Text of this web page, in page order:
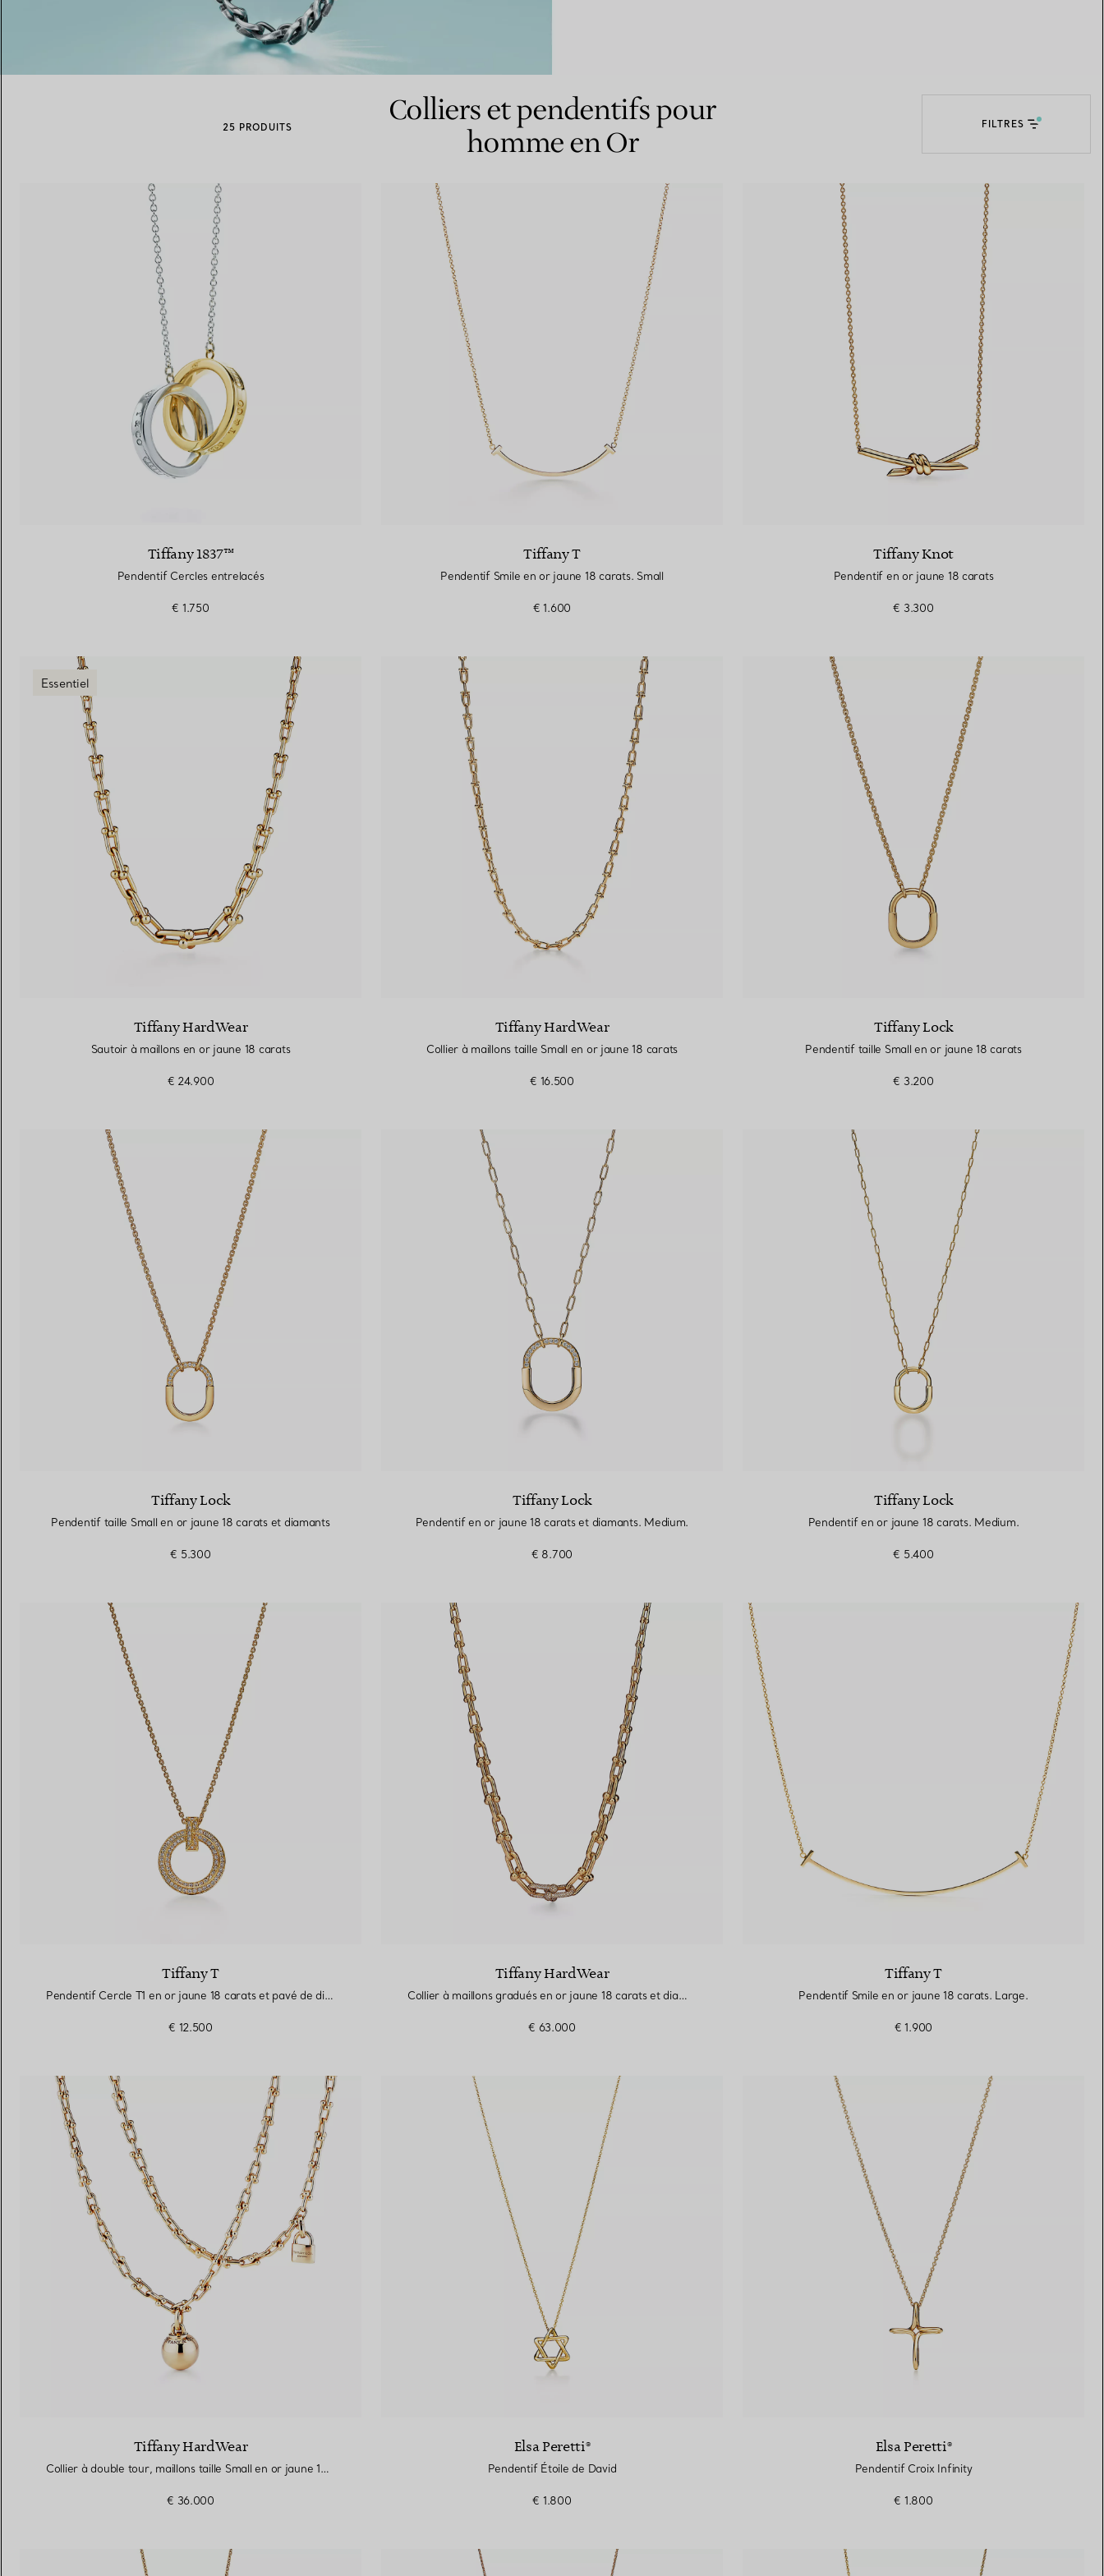
Alliances pour hommes
avec un expert en diamants Tiffany.
25 PRODUITS
Colliers et pendentifs pour
homme en Or
FILTRES
Tiffany 1837™
Pendentif Cercles entrelacés
€ 1.750
Tiffany T
Pendentif Smile en or jaune 18 carats. Small
€ 1.600
Tiffany Knot
Pendentif en or jaune 18 carats
€ 3.300
Essentiel
Tiffany HardWear
Sautoir à maillons en or jaune 18 carats
€ 24.900
Tiffany HardWear
Collier à maillons taille Small en or jaune 18 carats
€ 16.500
Tiffany Lock
Pendentif taille Small en or jaune 18 carats
€ 3.200
Tiffany Lock
Pendentif taille Small en or jaune 18 carats et diamants
€ 5.300
Tiffany Lock
Pendentif en or jaune 18 carats et diamants. Medium.
€ 8.700
Tiffany Lock
Pendentif en or jaune 18 carats. Medium.
€ 5.400
Tiffany T
Pendentif Cercle T1 en or jaune 18 carats et pavé de diamants
€ 12.500
Tiffany HardWear
Collier à maillons gradués en or jaune 18 carats et diamants
€ 63.000
Tiffany T
Pendentif Smile en or jaune 18 carats. Large.
€ 1.900
Tiffany HardWear
Collier à double tour, maillons taille Small en or jaune 18 carats
€ 36.000
Elsa Peretti®
Pendentif Étoile de David
€ 1.800
Elsa Peretti®
Pendentif Croix Infinity
€ 1.800